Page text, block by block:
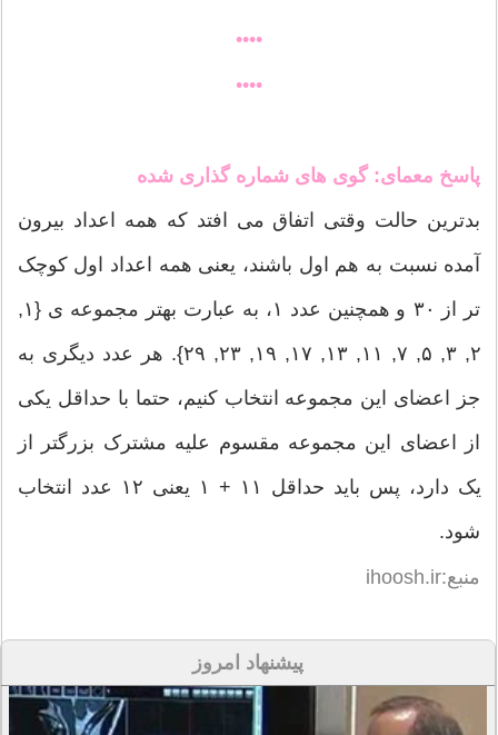
••••
••••
پاسخ معمای: گوی های شماره گذاری شده
بدترین حالت وقتی اتفاق می افتد که همه اعداد بیرون
آمده نسبت به هم اول باشند، یعنی همه اعداد اول کوچک
تر از ٣٠ و همچنین عدد ١، به عبارت بهتر مجموعه ی {١,
٢, ٣, ۵, ٧, ١١, ١٣, ١٧, ١٩, ٢٣, ٢٩}. هر عدد دیگری به
جز اعضای این مجموعه انتخاب کنیم، حتما با حداقل یکی
از اعضای این مجموعه مقسوم علیه مشترک بزرگتر از
یک دارد، پس باید حداقل ١١ + ١ یعنی ١٢ عدد انتخاب
شود.
منبع:ihoosh.ir
پیشنهاد امروز